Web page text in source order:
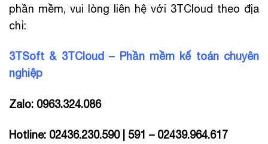
phần mềm, vui lòng liên hệ với 3TCloud theo địa
chỉ:
3TSoft & 3TCloud – Phần mềm kế toán chuyên
nghiệp
Zalo: 0963.324.086
Hotline: 02436.230.590 | 591 – 02439.964.617